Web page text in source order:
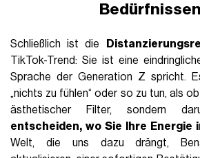
Schließlich ist die
TikTok-Trend: Sie ist eine
Sprache der Generation Z spricht.
„nichts zu fühlen“ oder so zu tun, als
ästhetischer Filter, sondern
entscheiden, wo Sie Ihre Energie
Welt, die uns dazu drängt,